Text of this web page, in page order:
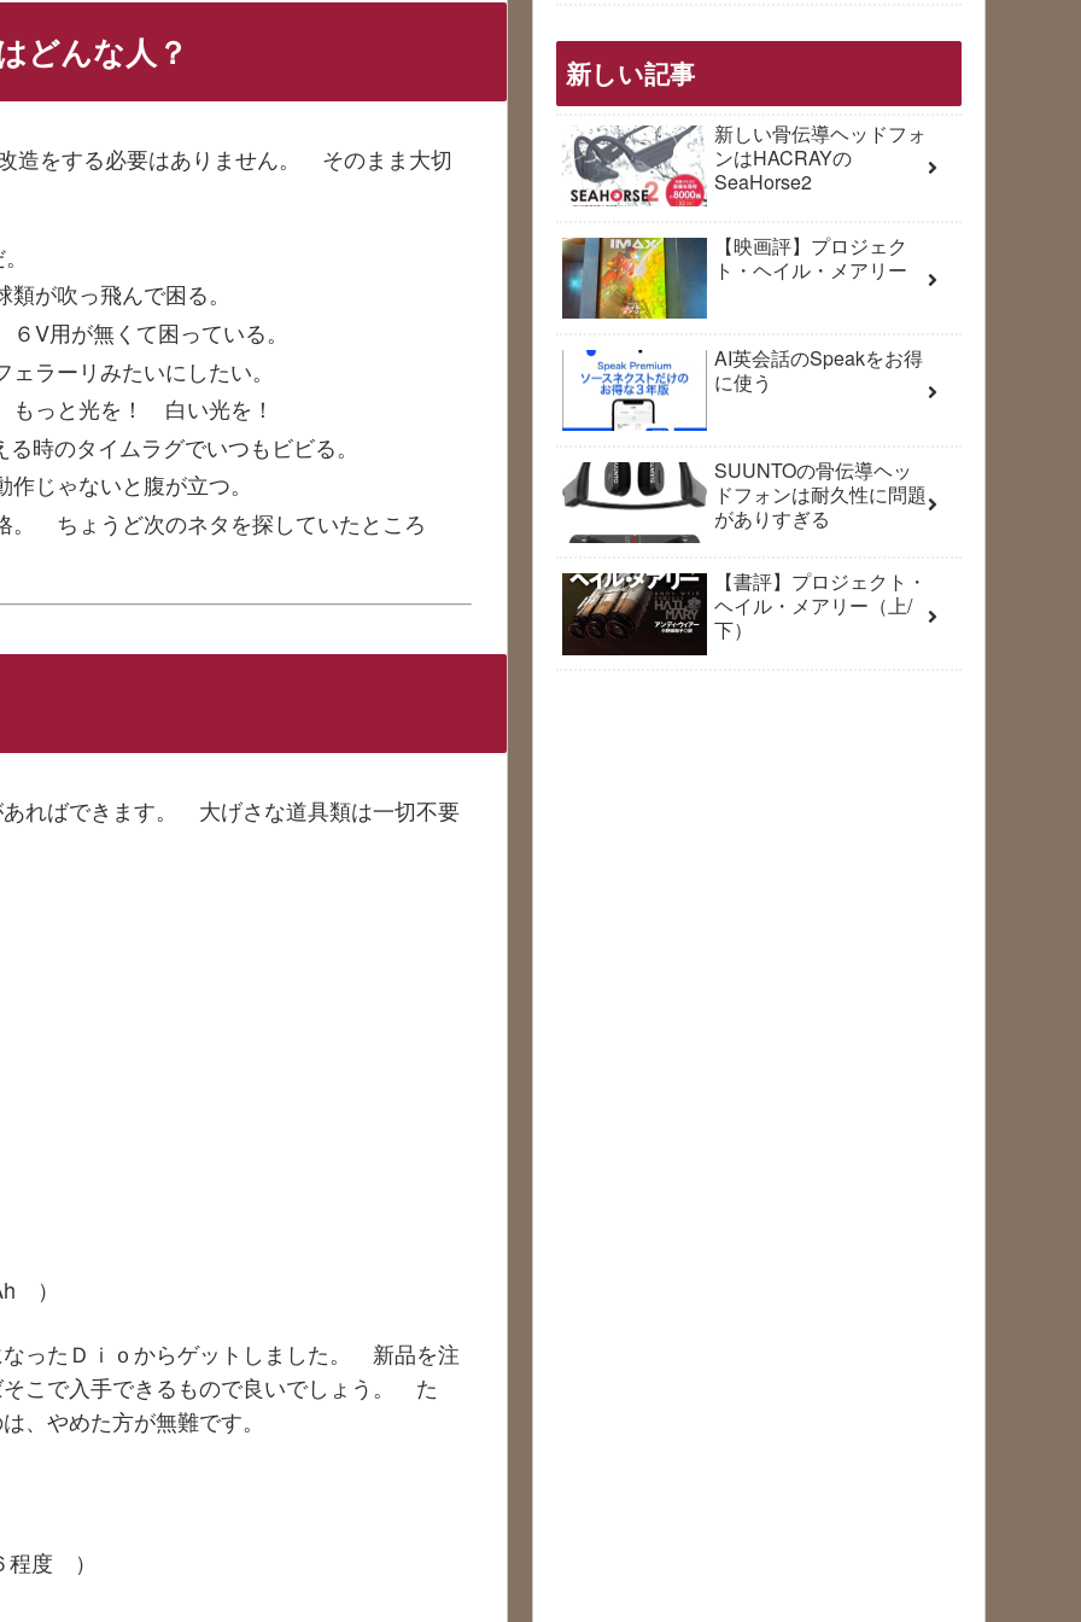
どんな人？
造をする必要はありません。 そのまま大切
が吹っ飛んで困る。
V用が無くて困っている。
ラーリみたいにしたい。
っと光を！ 白い光を！
時のタイムラグでいつもビビる。
じゃないと腹が立つ。
。 ちょうど次のネタを探していたところ
ればできます。 大げさな道具類は一切不要
）
ったＤｉｏからゲットしました。 新品を注
こで入手できるもので良いでしょう。 た
、やめた方が無難です。
度 ）
新しい記事
新しい骨伝導ヘッドフォ
ンはHACRAYの
SeaHorse2
【映画評】プロジェク
ト・ヘイル・メアリー
AI英会話のSpeakをお得
に使う
SUUNTOの骨伝導ヘッ
ドフォンは耐久性に問題
がありすぎる
【書評】プロジェクト・
ヘイル・メアリー（上/
下）